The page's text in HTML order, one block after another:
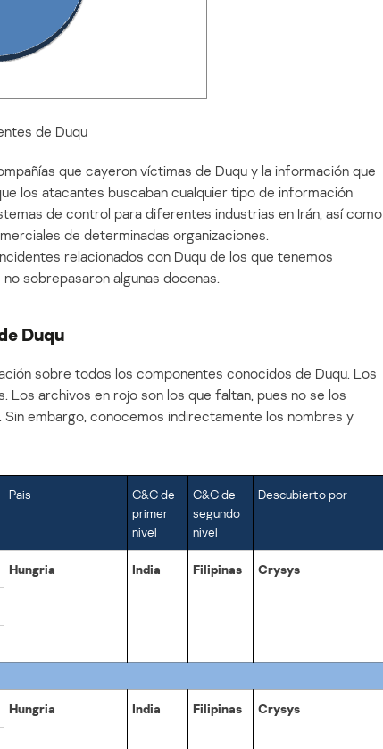
de Duqu
que cayeron víctimas de Duqu y la información que
los atacantes buscaban cualquier tipo de información
de control para diferentes industrias en Irán, así como
de determinadas organizaciones.
relacionados con Duqu de los que tenemos
sobrepasaron algunas docenas.
Duqu
sobre todos los componentes conocidos de Duqu. Los
Los archivos en rojo son los que faltan, pues no se los
embargo, conocemos indirectamente los nombres y
Pais
C&C de
primer
nivel
C&C de
segundo
nivel
Descubierto por
Hungria India Filipinas Crysys
Hungria India Filipinas Crysys